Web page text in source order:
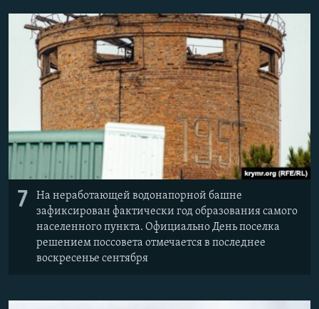
7
На неработающей водонапорной башне
зафиксирован фактически год образования самого
населенного пункта. Официально День поселка
решением поссовета отмечается в последнее
воскресенье сентября